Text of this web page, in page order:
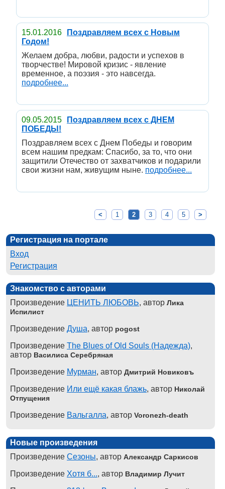
15.01.2016
Поздравляем всех с Новым
Годом!
Желаем добра, любви, радости и успехов в
творчестве! Мировой кризис - явление
временное, а поэзия - это навсегда.
подробнее...
09.05.2015
Поздравляем всех с ДНЕМ
ПОБЕДЫ!
Поздравляем всех с Днем Победы и говорим
всем нашим предкам: Спасибо, за то, что они
защитили Отечество от захватчиков и подарили
свои жизни нам, живущим ныне. подробнее...
< 1 2 3 4 5 >
Регистрация на портале
Вход
Регистрация
Знакомство с авторами
Произведение ЦЕНИТЬ ЛЮБОВЬ, автор Лика
Испилист
Произведение Душа, автор pogost
Произведение The Blues of Old Souls (Надежда),
автор Василиса Серебряная
Произведение Мурман, автор Дмитрий Новиковъ
Произведение Или ещё какая блажь, автор Николай
Отпущения
Произведение Вальгалла, автор Voronezh-death
Новые произведения
Произведение Сезоны, автор Александр Саркисов
Произведение Хотя б..., автор Владимир Лучит